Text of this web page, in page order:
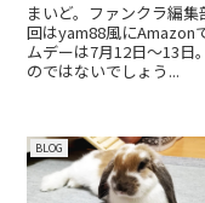
まいど。ファンクラ編
回はyam88風にAmazon
ムデーは7月12日〜13日
のではないでしょう...
BLOG